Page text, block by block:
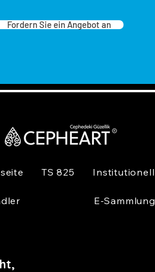
Fordern Sie ein Angebot an
TS 825 Institutionell
E-Sammlung